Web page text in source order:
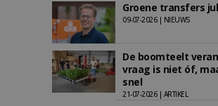
Groene transfers
09-07-2026 | NIEUWS
De boomteelt
vraag is niet óf,
snel
21-07-2026 | ARTIKEL